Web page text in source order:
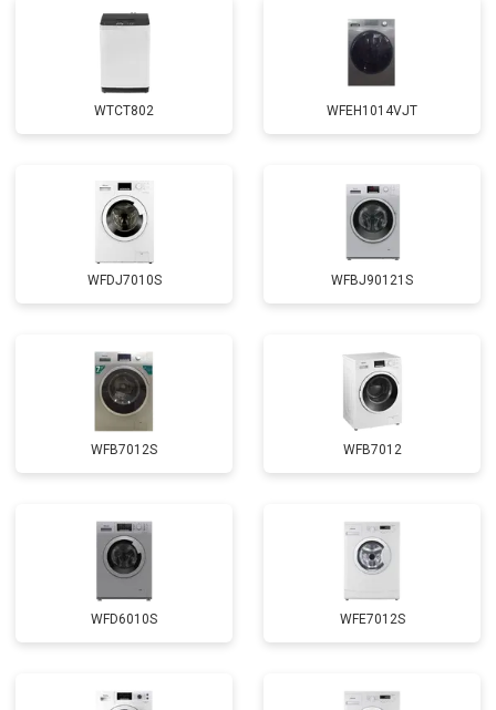
Корпусный ремонт (замена резинок,
от 1850 ₽ Заказать
Замена крестовины от 2750 ₽ Заказать
Замена подшипников от 2800 ₽ Заказать
Замена мотора от 3800 ₽ Заказать
от 2200 ₽ Заказать
Замена ТЭН от 2300 ₽
Замена блока управления от 3600 ₽ Заказать
Замена прессостата от 3350 ₽ Заказать
Замена сливного насоса от 3450 ₽
Замена сливного шланга от 2100 ₽ Заказать
Замена УБЛ от 2100 ₽
WTCT802 WFEH1014VJT
WFDJ7010S WFBJ90121S
WFB7012S WFB7012
WFD6010S WFE7012S